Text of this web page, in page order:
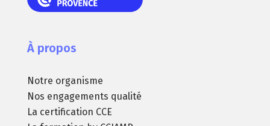
À propos
Notre organisme
Nos engagements qualité
La certification CCE